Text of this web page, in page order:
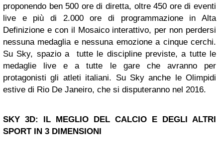
proponendo ben 500 ore di diretta, oltre 450 ore di eventi
live e più di 2.000 ore di programmazione in Alta
Definizione e con il Mosaico interattivo, per non perdersi
nessuna medaglia e nessuna emozione a cinque cerchi.
Su Sky, spazio a tutte le discipline previste, a tutte le
medaglie live e a tutte le gare che avranno per
protagonisti gli atleti italiani. Su Sky anche le Olimpidi
estive di Rio De Janeiro, che si disputeranno nel 2016.
SKY 3D: IL MEGLIO DEL CALCIO E DEGLI ALTRI
SPORT IN 3 DIMENSIONI